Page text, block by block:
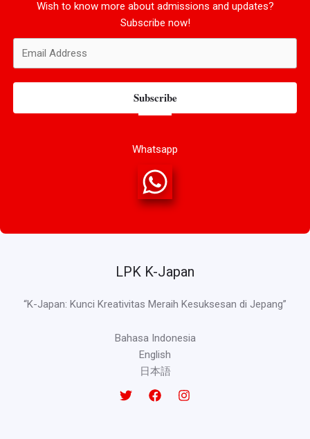
Wish to know more about admissions and updates?
Subscribe now!
Subscribe
Whatsapp
LPK K-Japan
“K-Japan: Kunci Kreativitas Meraih Kesuksesan di Jepang”
Bahasa Indonesia
English
日本語